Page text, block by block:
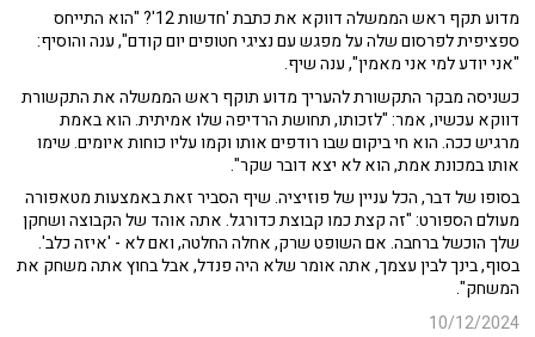
מדוע תקף ראש הממשלה דווקא את כתבת 'חדשות 12'? "הוא התייחס
ספציפית לפרסום שלה על מפגש עם נציגי חטופים יום קודם", ענה והוסיף:
"אני יודע למי אני מאמין", ענה שיף.
כשניסה מבקר התקשורת להעריך מדוע תוקף ראש הממשלה את התקשורת
דווקא עכשיו, אמר: "לזכותו, תחושת הרדיפה שלו אמיתית. הוא באמת
מרגיש ככה. הוא חי ביקום שבו רודפים אותו וקמו עליו כוחות איומים. שימו
אותו במכונת אמת, הוא לא יצא דובר שקר".
בסופו של דבר, הכל עניין של פוזיציה. שיף הסביר זאת באמצעות מטאפורה
מעולם הספורט: "זה קצת כמו קבוצת כדורגל. אתה אוהד של הקבוצה ושחקן
שלך הוכשל ברחבה. אם השופט שרק, אחלה החלטה, ואם לא - 'איזה כלב'.
בסוף, בינך לבין עצמך, אתה אומר שלא היה פנדל, אבל בחוץ אתה משחק את
המשחק".
10/12/2024